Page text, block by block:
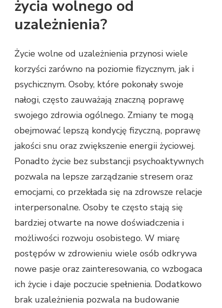
życia wolnego od
uzależnienia?
Życie wolne od uzależnienia przynosi wiele
korzyści zarówno na poziomie fizycznym, jak i
psychicznym. Osoby, które pokonały swoje
nałogi, często zauważają znaczną poprawę
swojego zdrowia ogólnego. Zmiany te mogą
obejmować lepszą kondycję fizyczną, poprawę
jakości snu oraz zwiększenie energii życiowej.
Ponadto życie bez substancji psychoaktywnych
pozwala na lepsze zarządzanie stresem oraz
emocjami, co przekłada się na zdrowsze relacje
interpersonalne. Osoby te często stają się
bardziej otwarte na nowe doświadczenia i
możliwości rozwoju osobistego. W miarę
postępów w zdrowieniu wiele osób odkrywa
nowe pasje oraz zainteresowania, co wzbogaca
ich życie i daje poczucie spełnienia. Dodatkowo
brak uzależnienia pozwala na budowanie